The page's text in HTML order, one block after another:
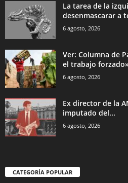
La tarea de la
desenmascarar a
6 agosto, 2026
Ver: Columna de
el trabajo forzado»
6 agosto, 2026
Ex director de la
imputado del...
6 agosto, 2026
CATEGORÍA POPULAR